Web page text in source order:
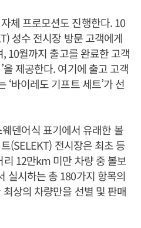
체 프로모션도 진행한다. 10
성수 전시장 방문 고객에게
, 10월까지 출고를 완료한 고객
을 제공한다. 여기에 출고 고객
‘바이레도 기프트 세트’가 선
덴어식 표기에서 유래한 볼
(SELEKT) 전시장은 최초 등
12만km 미만 차량 중 볼보
실시하는 총 180가지 항목의
상의 차량만을 선별 및 판매